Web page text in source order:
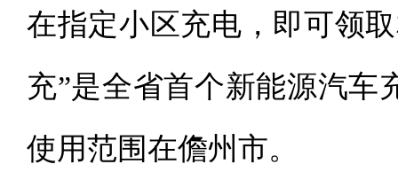
在指定小区充电，即可领
充”是全省首个新能源汽车
使用范围在儋州市。